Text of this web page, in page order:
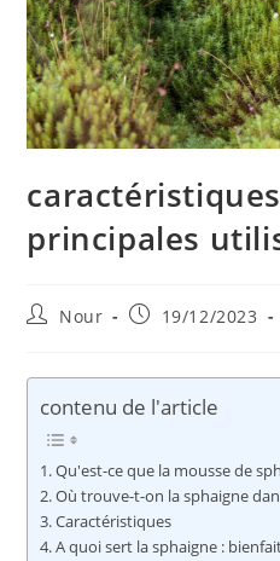
principales
Auteur/autrice
publication :
Nour
Publication
19/12/2023
contenu de l'article
Qu'est-ce que la mousse de
Où trouve-t-on la sphaigne
Caractéristiques
A quoi sert la sphaigne :